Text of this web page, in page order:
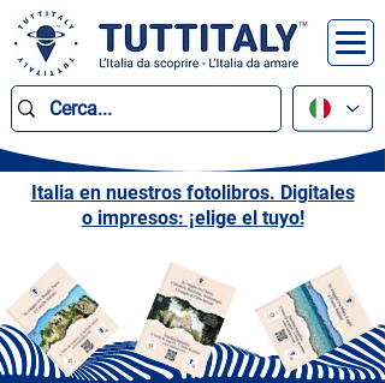
Italia en nuestros fotolibros. Digitales
o impresos: ¡elige el tuyo!